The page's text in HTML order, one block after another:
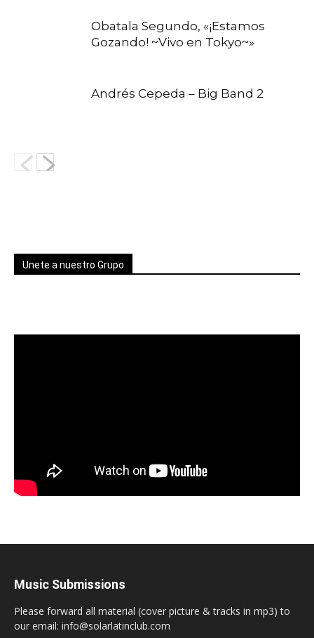
Obatala Segundo, «¡Estamos
Gozando! ~Vivo en Tokyo~»
Andrés Cepeda – Big Band 2
Unete a nuestro Grupo
Music Submissions
Please forward all material (cover picture & tracks in mp3) to
our email: info@solarlatinclub.com